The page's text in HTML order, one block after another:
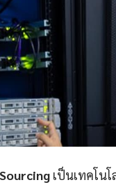
เป็นเทคโน